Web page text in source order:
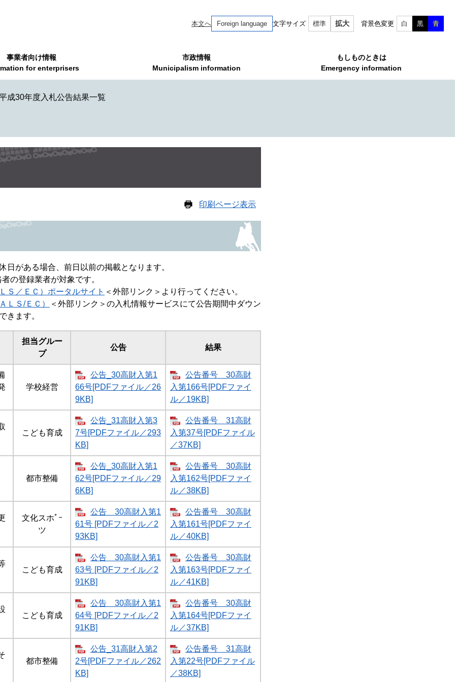
本文へ Foreign language 文字サイズ 標準 拡大 背景色変更 白 黒 青
事業者向け情報
for enterprisers
市政情報
Municipalism information
もしものときは
Emergency information
成30年度入札公告結果一覧
印刷ページ表示
がある場合、前日以前の掲載となります。
の登録業者が対象です。
Ｓ／ＥＣ）ポータルサイト ＜外部リンク＞ より行ってください。
ＬＳ/ＥＣ）
＜外部リンク＞ の入札情報サービスにて公告期間中ダウン
きます。
担当グルー
プ
公告 結果
学校経営
公告_30高財入第1
66号[PDFファイル／26
9KB]
公告番号 30高財
入第166号[PDFファイ
ル／19KB]
こども育成
公告_31高財入第3
7号[PDFファイル／293
KB]
公告番号 31高財
入第37号[PDFファイル
／37KB]
都市整備
公告_30高財入第1
62号[PDFファイル／29
6KB]
公告番号 30高財
入第162号[PDFファイ
ル／38KB]
文化スホﾟｰ
ツ
公告 30高財入第1
61号 [PDFファイル／2
93KB]
公告番号 30高財
入第161号[PDFファイ
ル／40KB]
こども育成
公告 30高財入第1
63号 [PDFファイル／2
91KB]
公告番号 30高財
入第163号[PDFファイ
ル／41KB]
こども育成
公告 30高財入第1
64号 [PDFファイル／2
91KB]
公告番号 30高財
入第164号[PDFファイ
ル／37KB]
都市整備
公告_31高財入第2
2号[PDFファイル／262
KB]
公告番号 31高財
入第22号[PDFファイル
／38KB]